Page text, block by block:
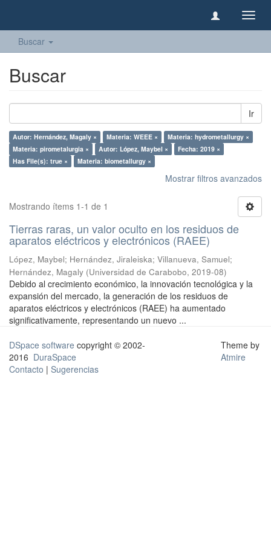
Buscar
Buscar
Ir
Autor: Hernández, Magaly × Materia: WEEE ×
Materia: hydrometallurgy ×
Materia: pirometalurgia ×
Autor: López, Maybel ×
Fecha: 2019 ×
Has File(s): true ×
Materia: biometallurgy ×
Mostrar filtros avanzados
Mostrando ítems 1-1 de 1
Tierras raras, un valor oculto en los residuos de
aparatos eléctricos y electrónicos (RAEE)
López, Maybel; Hernández, Jiraleiska; Villanueva, Samuel;
Hernández, Magaly (Universidad de Carabobo, 2019-08)
Debido al crecimiento económico, la innovación tecnológica y la
expansión del mercado, la generación de los residuos de
aparatos eléctricos y electrónicos (RAEE) ha aumentado
significativamente, representando un nuevo ...
DSpace software copyright © 2002-
2016 DuraSpace
Contacto | Sugerencias
Theme by
Atmire